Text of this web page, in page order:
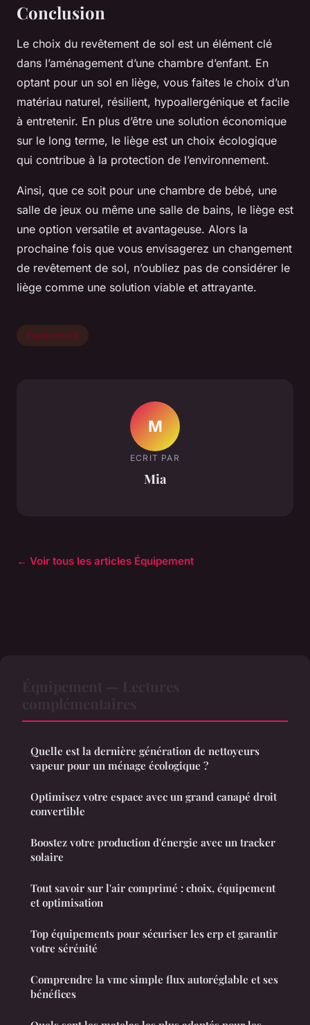
Conclusion
Le choix du revêtement de sol est un élément clé
dans l’aménagement d’une chambre d’enfant. En
optant pour un sol en liège, vous faites le choix d’un
matériau naturel, résilient, hypoallergénique et facile
à entretenir. En plus d’être une solution économique
sur le long terme, le liège est un choix écologique
qui contribue à la protection de l’environnement.
Ainsi, que ce soit pour une chambre de bébé, une
salle de jeux ou même une salle de bains, le liège est
une option versatile et avantageuse. Alors la
prochaine fois que vous envisagerez un changement
de revêtement de sol, n’oubliez pas de considérer le
liège comme une solution viable et attrayante.
Équipement
M
ECRIT PAR
Mia
← Voir tous les articles Équipement
Quelle est la dernière génération de nettoyeurs
vapeur pour un ménage écologique ?
Optimisez votre espace avec un grand canapé droit
convertible
Boostez votre production d'énergie avec un tracker
solaire
Tout savoir sur l'air comprimé : choix, équipement
et optimisation
Top équipements pour sécuriser les erp et garantir
votre sérénité
Comprendre la vmc simple flux autoréglable et ses
bénéfices